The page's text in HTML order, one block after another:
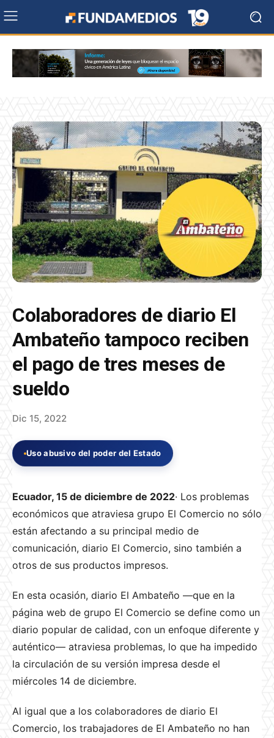
Colaboradores de diario El
Ambateño tampoco reciben
el pago de tres meses de
sueldo
Dic 15, 2022
Uso abusivo del poder del Estado
Ecuador, 15 de diciembre de 2022· Los problemas
económicos que atraviesa grupo El Comercio no sólo
están afectando a su principal medio de
comunicación, diario El Comercio, sino también a
otros de sus productos impresos.
En esta ocasión, diario El Ambateño —que en la
página web de grupo El Comercio se define como un
diario popular de calidad, con un enfoque diferente y
auténtico— atraviesa problemas, lo que ha impedido
la circulación de su versión impresa desde el
miércoles 14 de diciembre.
Al igual que a los colaboradores de diario El
Comercio, los trabajadores de El Ambateño no han